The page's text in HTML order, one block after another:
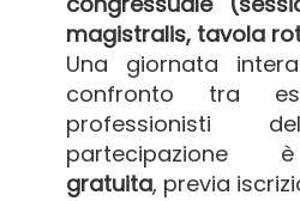
magistralis, tavola
Una giornata
confronto tra
professionisti
gratuita, previa